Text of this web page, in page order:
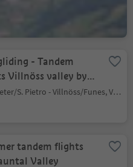
- Tandem
Villnöss valley by
Messner
St. Peter/S. Pietro - Villnöss/Funes, Villnöss/Funes, Dolomites Region Lüsen Villnöss
tandem flights
Valley